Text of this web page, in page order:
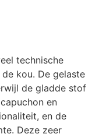
technische
kou. De gelaste
de gladde stof
en
en de
Deze zeer